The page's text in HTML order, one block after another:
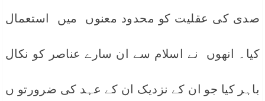
صدی کی عقلیت کو محدود معنوں میں استعمال
کیا۔ انھوں نے اسلام سے ان سارے عناصر کو نکال
باہر کیا جو ان کے نزدیک ان کے عہد کی ضرورتو ں